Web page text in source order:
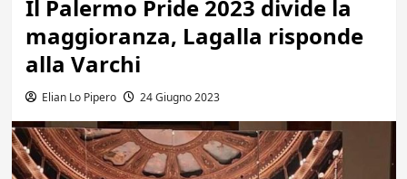
Il Palermo Pride 2023 divide la
maggioranza, Lagalla risponde
alla Varchi
Elian Lo Pipero 24 Giugno 2023